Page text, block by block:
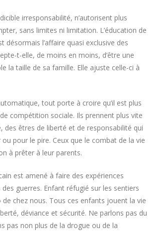
irresponsabilité, n’autorisent plus
sans limites ni limitation. L’éducation de
désormais l’affaire quasi exclusive des
t-elle, de moins en moins, d’être une
la taille de sa famille. Elle ajuste celle-ci à
tout porte à croire qu’il est plus
compétition sociale. Ils prennent plus vite
des êtres de liberté et de responsabilité qui
pour le pire. Ceux que le combat de la vie
à prêter à leur parents.
est amené à faire des expériences
guerres. Enfant réfugié sur les sentiers
chez nous. Tous ces enfants jouent la vie
déviance et sécurité. Ne parlons pas du
pas non plus de la drogue ou de la